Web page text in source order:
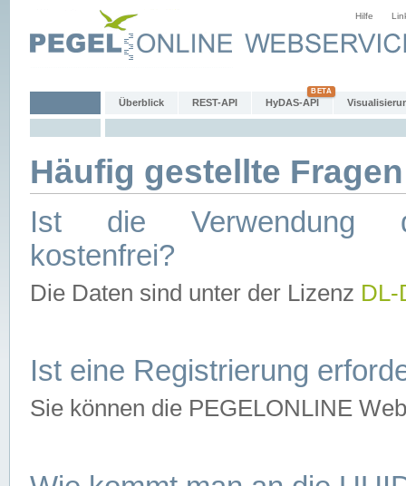
Hilfe
Überblick REST-API HyDAS-API
Häufig gestellte
Ist die Verwendung
kostenfrei?
Die Daten sind unter der Lizenz
Ist eine Registrierung
Sie können die PEGELONLINE